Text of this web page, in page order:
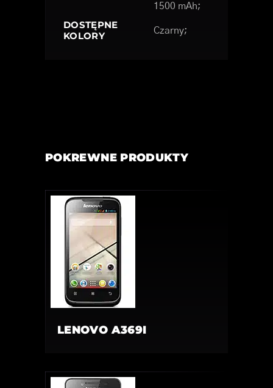
1500 mAh;
DOSTĘPNE
KOLORY
Czarny;
POKREWNE PRODUKTY
LENOVO A369I